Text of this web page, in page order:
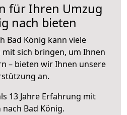
für Ihren Umzug
nach bieten
Bad König kann viele
sich bringen, um Ihnen
– bieten wir Ihnen unsere
an.
13 Jahre Erfahrung mit
nach Bad König.